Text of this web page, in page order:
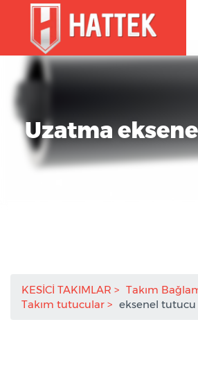
Uzatma
KESİCİ TAKIMLAR
Takım
Takım tutucular
eksenel tutucu